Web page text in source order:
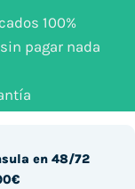
100%
pagar nada
en 48/72